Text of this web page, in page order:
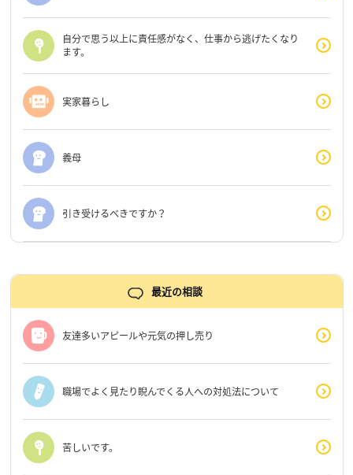
自分で思う以上に責任感がなく、仕事から逃げたくなり
ます。
実家暮らし
義母
引き受けるべきですか？
最近の相談
友達多いアピールや元気の押し売り
職場でよく見たり睨んでくる人への対処法について
苦しいです。